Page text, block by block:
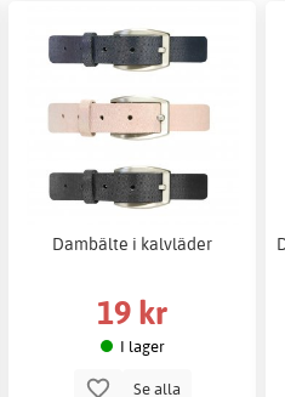
Dambälte i kalvläder
19 kr
I lager
Se alla